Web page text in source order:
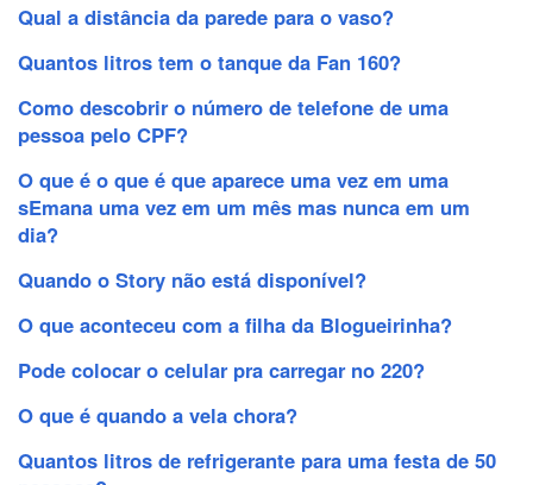
Qual a distância da parede para o vaso?
Quantos litros tem o tanque da Fan 160?
Como descobrir o número de telefone de uma
pessoa pelo CPF?
O que é o que é que aparece uma vez em uma
sEmana uma vez em um mês mas nunca em um
dia?
Quando o Story não está disponível?
O que aconteceu com a filha da Blogueirinha?
Pode colocar o celular pra carregar no 220?
O que é quando a vela chora?
Quantos litros de refrigerante para uma festa de 50